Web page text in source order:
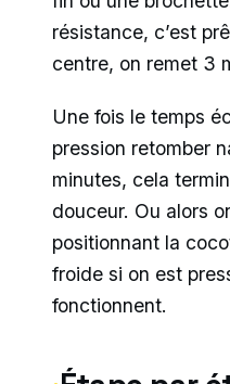
résistance, c’est
centre, on remet 3
Une fois le temps
pression retomber
minutes, cela
douceur. Ou alors
positionnant la
froide si on est
fonctionnent.